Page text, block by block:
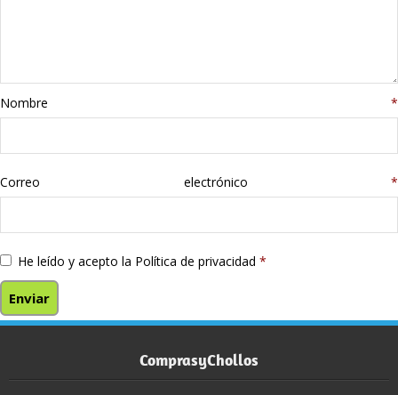
libros
Nombre *
Correo electrónico *
He leído y acepto la Política de privacidad *
ComprasyChollos